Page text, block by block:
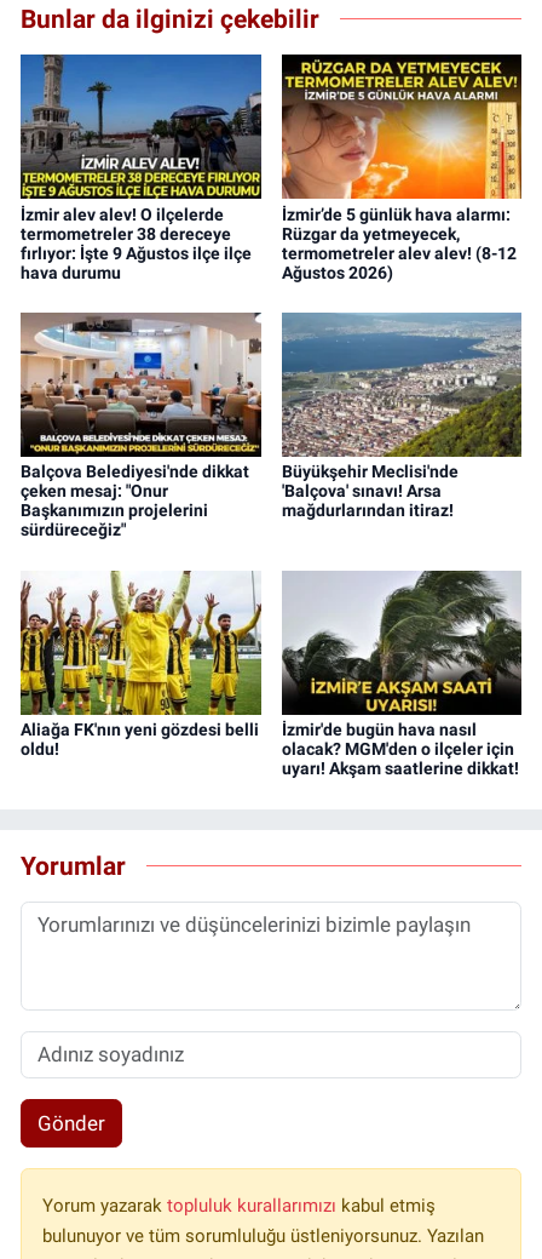
Bunlar da ilginizi çekebilir
İzmir alev alev! O ilçelerde
termometreler 38 dereceye
fırlıyor: İşte 9 Ağustos ilçe ilçe
hava durumu
İzmir’de 5 günlük hava alarmı:
Rüzgar da yetmeyecek,
termometreler alev alev! (8-12
Ağustos 2026)
Balçova Belediyesi'nde dikkat
çeken mesaj: "Onur
Başkanımızın projelerini
sürdüreceğiz"
Büyükşehir Meclisi'nde
'Balçova' sınavı! Arsa
mağdurlarından itiraz!
Aliağa FK'nın yeni gözdesi belli
oldu!
İzmir'de bugün hava nasıl
olacak? MGM'den o ilçeler için
uyarı! Akşam saatlerine dikkat!
Yorumlar
Gönder
Yorum yazarak topluluk kurallarımızı kabul etmiş
bulunuyor ve tüm sorumluluğu üstleniyorsunuz. Yazılan